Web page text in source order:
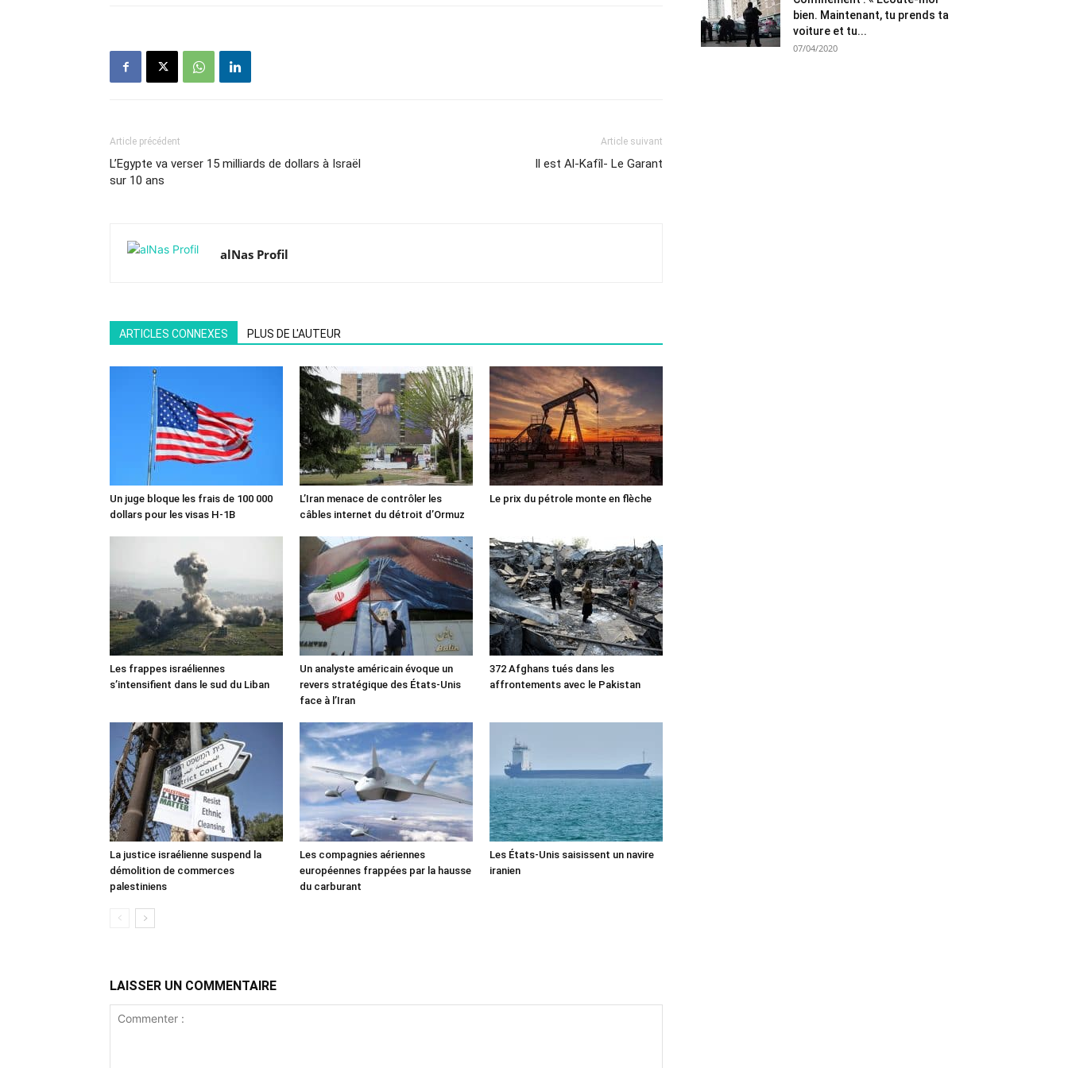
Article précédent
L’Egypte va verser 15 milliards de dollars à Israël
sur 10 ans
Article suivant
Il est Al-Kafîl- Le Garant
alNas Profil
ARTICLES CONNEXES PLUS DE L'AUTEUR
Un juge bloque les frais de 100 000
dollars pour les visas H-1B
L’Iran menace de contrôler les
câbles internet du détroit d’Ormuz
Le prix du pétrole monte en flèche
Les frappes israéliennes
s’intensifient dans le sud du Liban
Un analyste américain évoque un
revers stratégique des États-Unis
face à l’Iran
372 Afghans tués dans les
affrontements avec le Pakistan
La justice israélienne suspend la
démolition de commerces
palestiniens
Les compagnies aériennes
européennes frappées par la hausse
du carburant
Les États-Unis saisissent un navire
iranien
LAISSER UN COMMENTAIRE
bien. Maintenant, tu prends ta
voiture et tu...
07/04/2020